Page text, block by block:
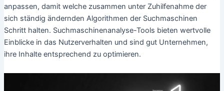
anpassen, damit welche zusammen unter Zuhilfenahme der
sich ständig ändernden Algorithmen der Suchmaschinen
Schritt halten. Suchmaschinenanalyse-Tools bieten wertvolle
Einblicke in das Nutzerverhalten und sind gut Unternehmen,
ihre Inhalte entsprechend zu optimieren.